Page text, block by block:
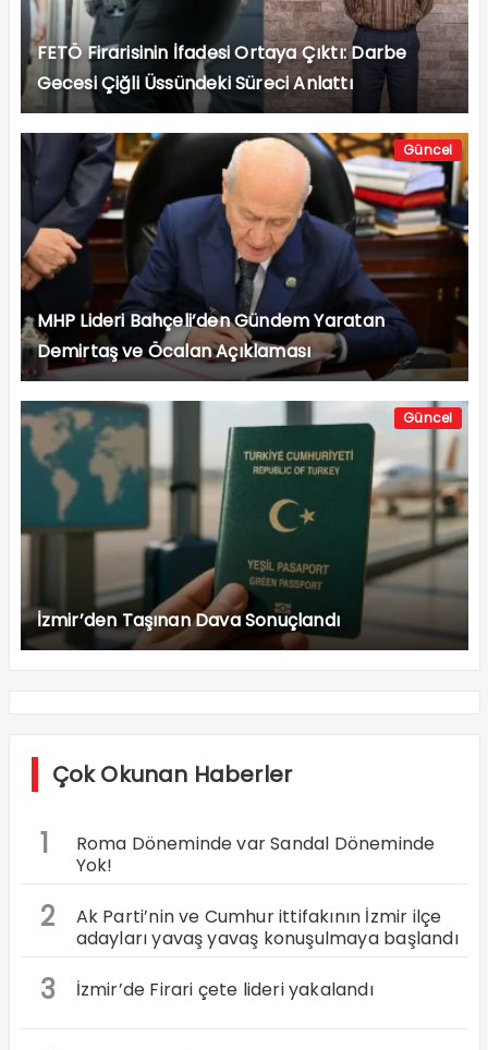
FETÖ Firarisinin İfadesi Ortaya Çıktı: Darbe
Gecesi Çiğli Üssündeki Süreci Anlattı
Güncel
MHP Lideri Bahçeli’den Gündem Yaratan
Demirtaş ve Öcalan Açıklaması
Güncel
İzmir’den Taşınan Dava Sonuçlandı
Çok Okunan Haberler
1
Roma Döneminde var Sandal Döneminde
Yok!
2
Ak Parti’nin ve Cumhur ittifakının İzmir ilçe
adayları yavaş yavaş konuşulmaya başlandı
3 İzmir’de Firari çete lideri yakalandı